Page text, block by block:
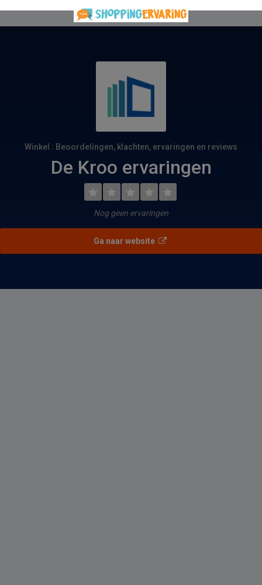
Winkel : Beoordelingen, klachten, ervaringen en reviews
De Kroo ervaringen
Nog geen ervaringen
Ga naar website